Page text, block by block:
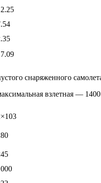
снаряженного
взлетная — 1400